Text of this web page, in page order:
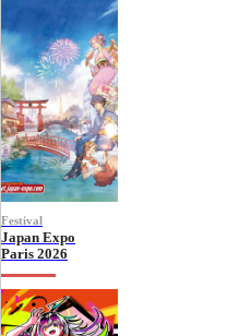
Festival
Japan Expo
Paris 2026